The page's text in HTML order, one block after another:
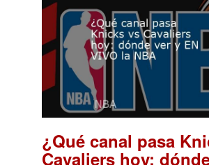
¿Qué canal pasa
Cavaliers hoy: